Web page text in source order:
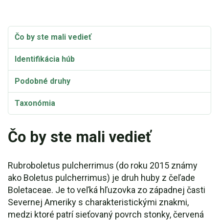
Čo by ste mali vedieť
Identifikácia húb
Podobné druhy
Taxonómia
Čo by ste mali vedieť
Rubroboletus pulcherrimus (do roku 2015 známy
ako Boletus pulcherrimus) je druh huby z čeľade
Boletaceae. Je to veľká hľuzovka zo západnej časti
Severnej Ameriky s charakteristickými znakmi,
medzi ktoré patrí sieťovaný povrch stonky, červená